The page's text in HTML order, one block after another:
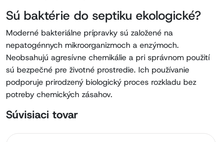
Sú baktérie do septiku ekologické?
Moderné bakteriálne prípravky sú založené na
nepatogénnych mikroorganizmoch a enzýmoch.
Neobsahujú agresívne chemikálie a pri správnom použití
sú bezpečné pre životné prostredie. Ich používanie
podporuje prirodzený biologický proces rozkladu bez
potreby chemických zásahov.
Súvisiaci tovar